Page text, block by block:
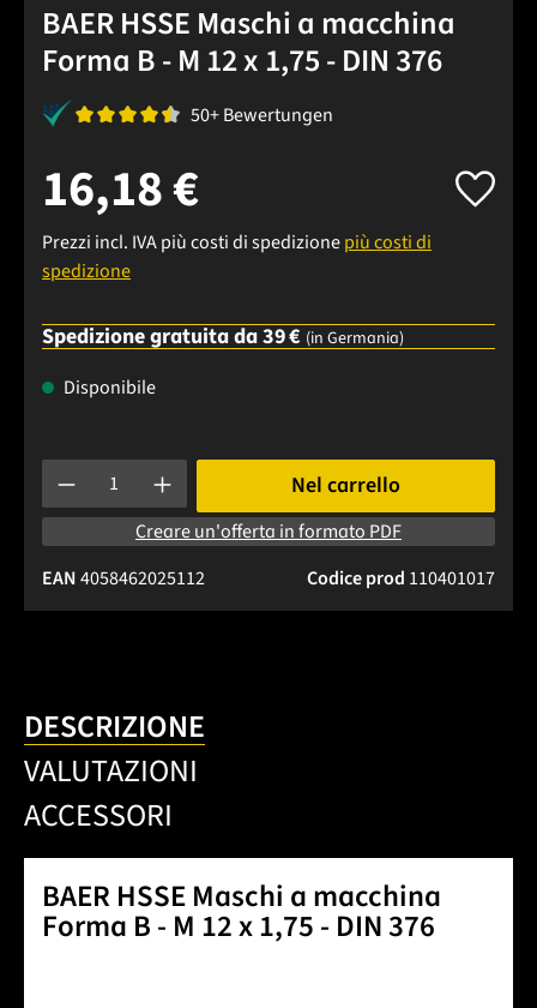
BAER HSSE Maschi a macchina
Forma B - M 12 x 1,75 - DIN 376
50+ Bewertungen
16,18 €
Prezzi incl. IVA più costi di spedizionepiù costi di
spedizione
Spedizione gratuita da 39 € (in Germania)
Disponibile
Quantità del prodotto: inserisci la quantità desiderata o
Nel carrello
Creare un'offerta in formato PDF
Codice prod 110401017
EAN4058462025112
DESCRIZIONE
VALUTAZIONI
ACCESSORI
BAER HSSE Maschi a macchina
Forma B - M 12 x 1,75 - DIN 376